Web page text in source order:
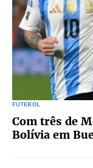
FUTEBOL
Com três de
Bolívia em